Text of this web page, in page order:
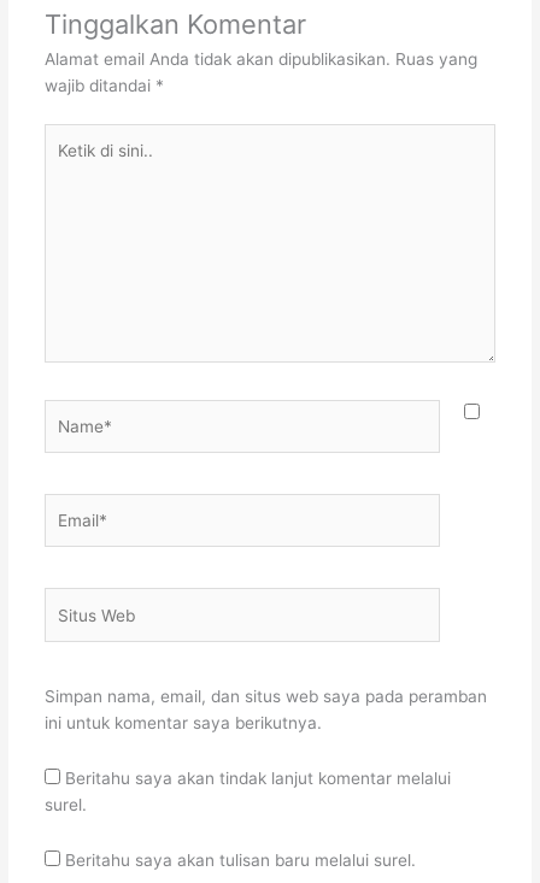
Tinggalkan Komentar
Alamat email Anda tidak akan dipublikasikan. Ruas yang
wajib ditandai *
Web
Simpan nama, email, dan situs web saya pada peramban
ini untuk komentar saya berikutnya.
Beritahu saya akan tindak lanjut komentar melalui
surel.
Beritahu saya akan tulisan baru melalui surel.